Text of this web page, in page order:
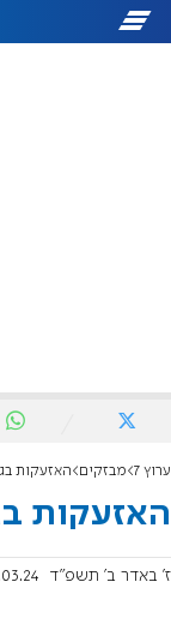
ערוץ 7 מבזקים האזעקות
האזעקות
ז' באדר ב׳ תשפ"ד 11:29